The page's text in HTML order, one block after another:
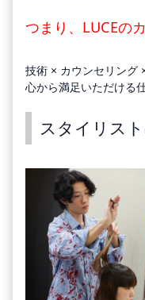
つまり、LUCEの
技術 × カウンセリング
心から満足いただける
スタイリス